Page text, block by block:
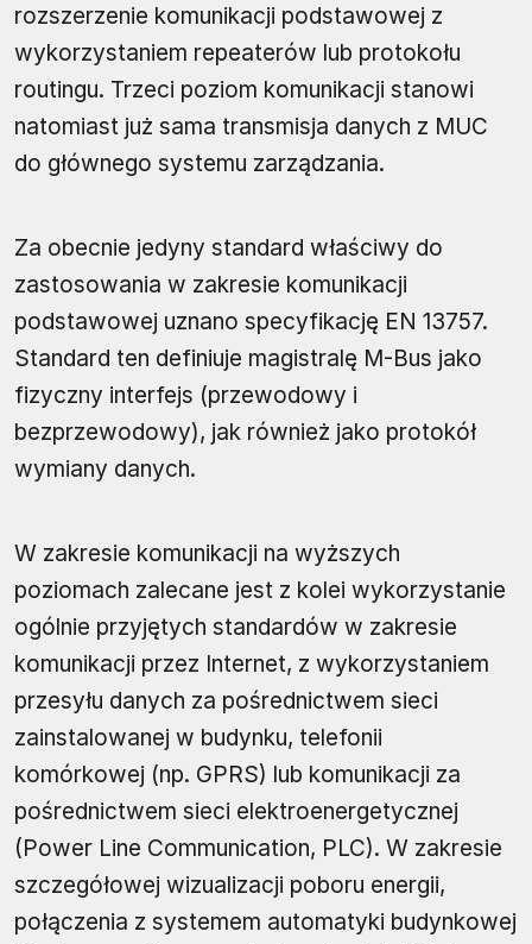
rozszerzenie komunikacji podstawowej z
wykorzystaniem repeaterów lub protokołu
routingu. Trzeci poziom komunikacji stanowi
natomiast już sama transmisja danych z MUC
do głównego systemu zarządzania.
Za obecnie jedyny standard właściwy do
zastosowania w zakresie komunikacji
podstawowej uznano specyfikację EN 13757.
Standard ten definiuje magistralę M-Bus jako
fizyczny interfejs (przewodowy i
bezprzewodowy), jak również jako protokół
wymiany danych.
W zakresie komunikacji na wyższych
poziomach zalecane jest z kolei wykorzystanie
ogólnie przyjętych standardów w zakresie
komunikacji przez Internet, z wykorzystaniem
przesyłu danych za pośrednictwem sieci
zainstalowanej w budynku, telefonii
komórkowej (np. GPRS) lub komunikacji za
pośrednictwem sieci elektroenergetycznej
(Power Line Communication, PLC). W zakresie
szczegółowej wizualizacji poboru energii,
połączenia z systemem automatyki budynkowej